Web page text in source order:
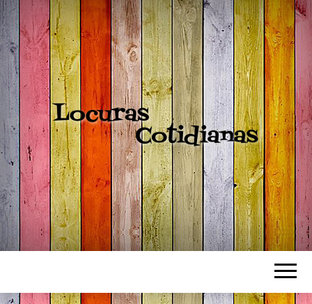
LOCURAS
COTIDIANAS